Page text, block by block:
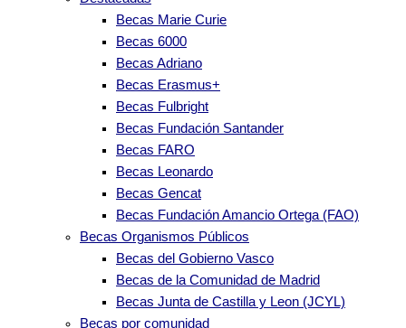
Becas Marie Curie
Becas 6000
Becas Adriano
Becas Erasmus+
Becas Fulbright
Becas Fundación Santander
Becas FARO
Becas Leonardo
Becas Gencat
Becas Fundación Amancio Ortega (FAO)
Becas Organismos Públicos
Becas del Gobierno Vasco
Becas de la Comunidad de Madrid
Becas Junta de Castilla y Leon (JCYL)
Becas por comunidad